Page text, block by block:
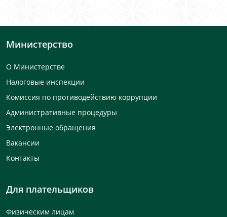
Министерство
О Министерстве
Налоговые инспекции
Комиссия по противодействию коррупции
Административные процедуры
Электронные обращения
Вакансии
Контакты
Для плательщиков
Физическим лицам